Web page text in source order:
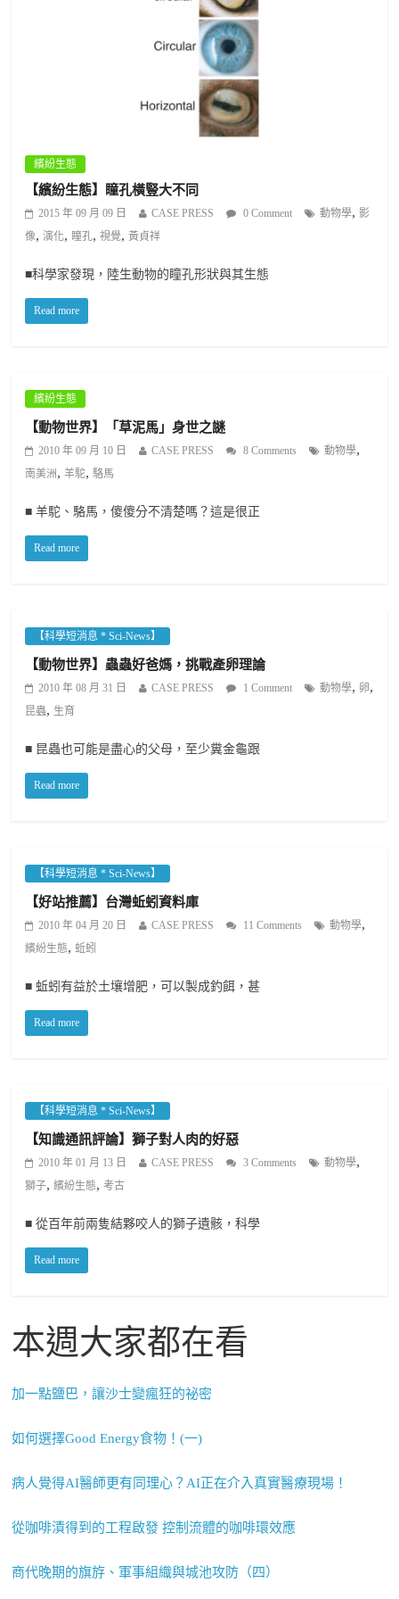
繽紛生態
【繽紛生態】瞳孔橫豎大不同
2015 年 09 月 09 日 CASE PRESS 0 Comment 動物學,影
像,演化, 瞳孔,視覺,黃貞祥
■科學家發現，陸生動物的瞳孔形狀與其生態
Read more
繽紛生態
【動物世界】「草泥馬」身世之謎
2010 年 09 月 10 日 CASE PRESS 8 Comments 動物學,
南美洲 ,羊駝, 駱馬
■ 羊駝、駱馬，傻傻分不清楚嗎？這是很正
Read more
【科學短消息 * Sci-News】
【動物世界】蟲蟲好爸媽，挑戰產卵理論
2010 年 08 月 31 日 CASE PRESS 1 Comment 動物學, 卵,
昆蟲, 生育
■ 昆蟲也可能是盡心的父母，至少糞金龜跟
Read more
【科學短消息 * Sci-News】
【好站推薦】台灣蚯蚓資料庫
2010 年 04 月 20 日 CASE PRESS 11 Comments 動物學,
繽紛生態, 蚯蚓
■ 蚯蚓有益於土壤增肥，可以製成釣餌，甚
Read more
【科學短消息 * Sci-News】
【知識通訊評論】獅子對人肉的好惡
2010 年 01 月 13 日 CASE PRESS 3 Comments 動物學,
獅子,繽紛生態,考古
■ 從百年前兩隻結夥咬人的獅子遺骸，科學
Read more
本週大家都在看
加一點鹽巴，讓沙士變瘋狂的祕密
如何選擇Good Energy食物！(一)
病人覺得AI醫師更有同理心？AI正在介入真實醫療現場！
從咖啡漬得到的工程啟發 控制流體的咖啡環效應
商代晚期的旗斿、軍事組織與城池攻防（四）